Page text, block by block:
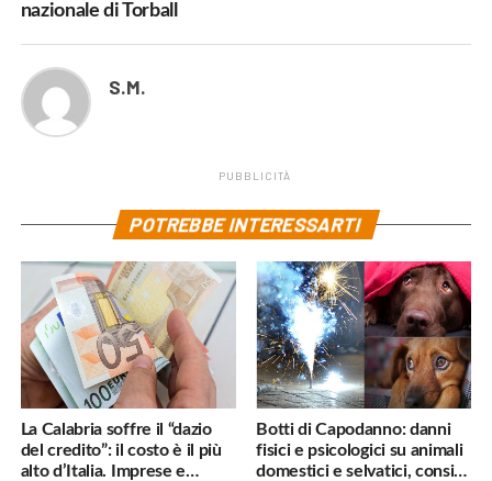
nazionale di Torball
S.M.
PUBBLICITÀ
POTREBBE INTERESSARTI
La Calabria soffre il “dazio
del credito”: il costo è il più
alto d’Italia. Imprese e
Botti di Capodanno: danni
fisici e psicologici su animali
domestici e selvatici, consigli